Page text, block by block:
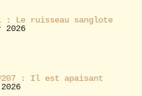
: Le ruisseau sanglote
: Il est apaisant